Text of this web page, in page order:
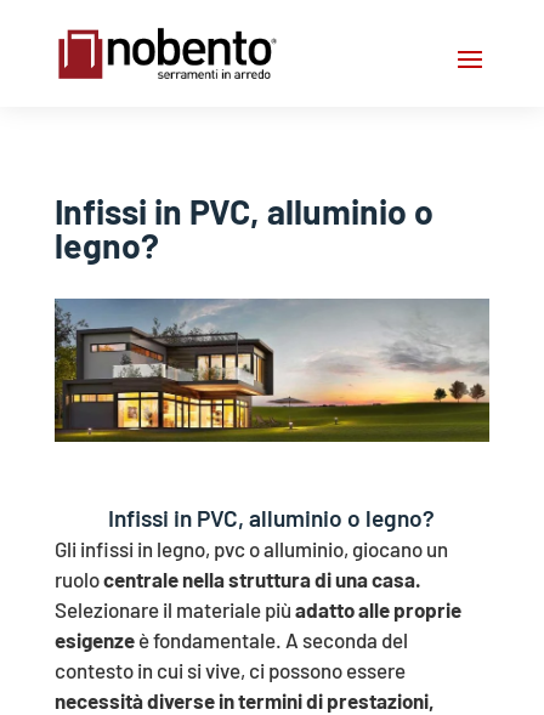
Infissi in PVC, alluminio o
legno?
Infissi in PVC, alluminio o legno?
Gli infissi in legno, pvc o alluminio, giocano un
ruolocentrale nella struttura di una casa.
Selezionare il materiale più adatto alle proprie
esigenzeè fondamentale. A seconda del
contesto in cui si vive, ci possono essere
necessità diverse in termini di prestazioni,